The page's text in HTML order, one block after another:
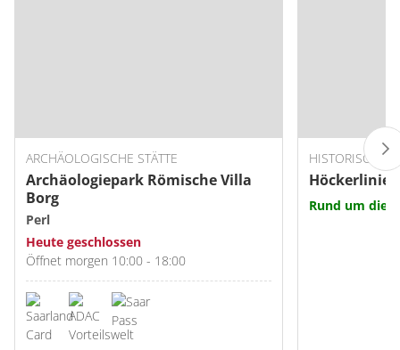
ARCHÄOLOGISCHE STÄTTE
Archäologiepark Römische Villa
Borg
Perl
Heute geschlossen
Öffnet morgen 10:00 - 18:00
HISTORISCHE
Höckerlinie-
Rund um die